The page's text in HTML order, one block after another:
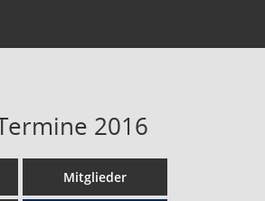
2016
Mitglieder